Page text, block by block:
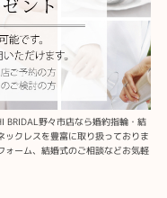
BRIDAL野々市店なら婚約指輪・結
クレスを豊富に取り扱っておりま
ォーム、結婚式のご相談などお気軽